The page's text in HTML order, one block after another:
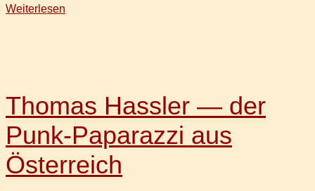
Weiterlesen
Thomas Hassler — der
Punk-Paparazzi aus
Österreich